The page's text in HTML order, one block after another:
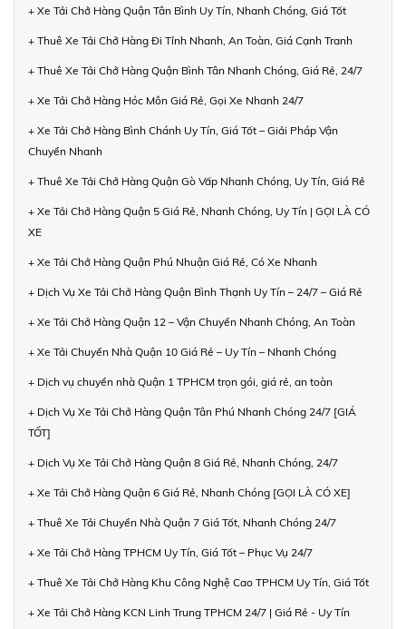
+ Xe Tải Chở Hàng Quận Tân Bình Uy Tín, Nhanh Chóng, Giá Tốt
+ Thuê Xe Tải Chở Hàng Đi Tỉnh Nhanh, An Toàn, Giá Cạnh Tranh
+ Thuê Xe Tải Chở Hàng Quận Bình Tân Nhanh Chóng, Giá Rẻ, 24/7
+ Xe Tải Chở Hàng Hóc Môn Giá Rẻ, Gọi Xe Nhanh 24/7
+ Xe Tải Chở Hàng Bình Chánh Uy Tín, Giá Tốt – Giải Pháp Vận
Chuyển Nhanh
+ Thuê Xe Tải Chở Hàng Quận Gò Vấp Nhanh Chóng, Uy Tín, Giá Rẻ
+ Xe Tải Chở Hàng Quận 5 Giá Rẻ, Nhanh Chóng, Uy Tín | GỌI LÀ CÓ
XE
+ Xe Tải Chở Hàng Quận Phú Nhuận Giá Rẻ, Có Xe Nhanh
+ Dịch Vụ Xe Tải Chở Hàng Quận Bình Thạnh Uy Tín – 24/7 – Giá Rẻ
+ Xe Tải Chở Hàng Quận 12 – Vận Chuyển Nhanh Chóng, An Toàn
+ Xe Tải Chuyển Nhà Quận 10 Giá Rẻ – Uy Tín – Nhanh Chóng
+ Dịch vụ chuyển nhà Quận 1 TPHCM trọn gói, giá rẻ, an toàn
+ Dịch Vụ Xe Tải Chở Hàng Quận Tân Phú Nhanh Chóng 24/7 [GIÁ
TỐT]
+ Dịch Vụ Xe Tải Chở Hàng Quận 8 Giá Rẻ, Nhanh Chóng, 24/7
+ Xe Tải Chở Hàng Quận 6 Giá Rẻ, Nhanh Chóng [GỌI LÀ CÓ XE]
+ Thuê Xe Tải Chuyển Nhà Quận 7 Giá Tốt, Nhanh Chóng 24/7
+ Xe Tải Chở Hàng TPHCM Uy Tín, Giá Tốt – Phục Vụ 24/7
+ Thuê Xe Tải Chở Hàng Khu Công Nghệ Cao TPHCM Uy Tín, Giá Tốt
+ Xe Tải Chở Hàng KCN Linh Trung TPHCM 24/7 | Giá Rẻ - Uy Tín